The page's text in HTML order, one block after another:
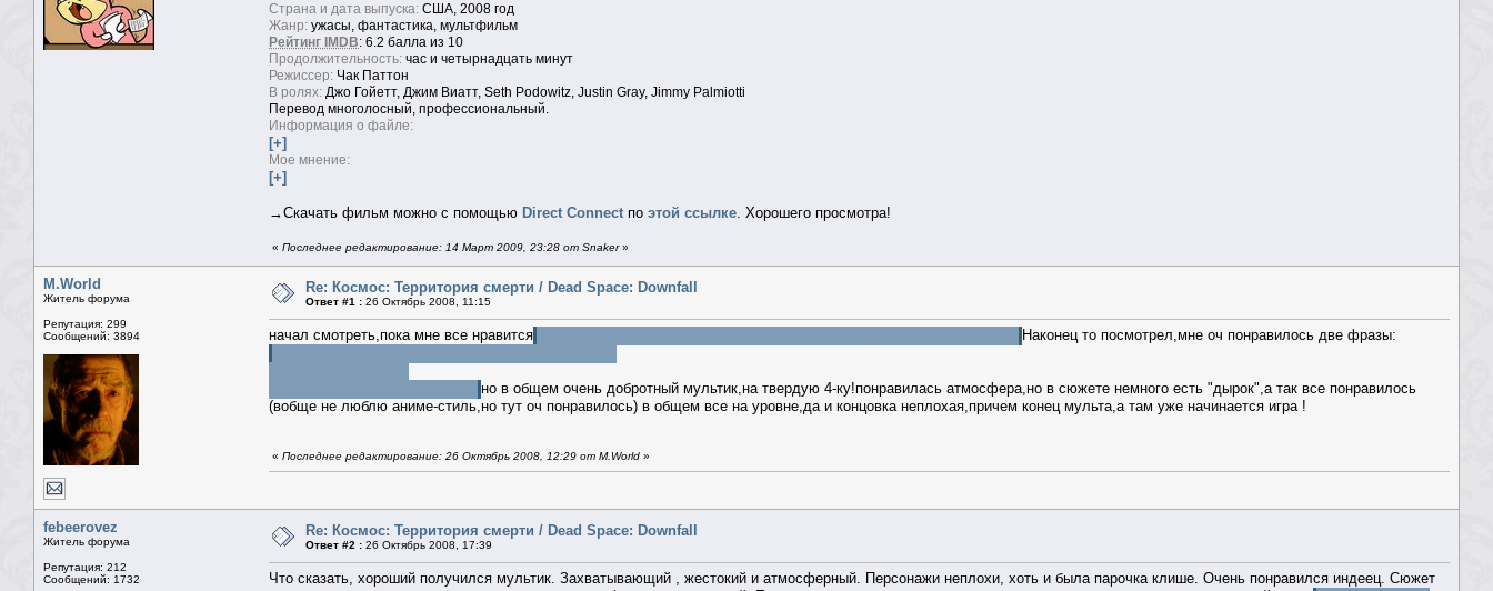
Страна и дата выпуска: США, 2008 год
Жанр: ужасы, фантастика, мультфильм
Рейтинг IMDB: 6.2 балла из 10
Продолжительность: час и четырнадцать минут
Режиссер: Чак Паттон
В ролях: Джо Гойетт, Джим Виатт, Seth Podowitz, Justin Gray, Jimmy Palmiotti
Перевод многолосный, профессиональный.
Информация о файле:
[+]
Мое мнение:
[+]
→Скачать фильм можно c помощью Direct Connect по этой ссылке. Хорошего просмотра!
« Последнее редактирование: 14 Март 2009, 23:28 от Snaker»
M.World
Житель форума
Репутация: 299
Сообщений: 3894
Re: Космос: Территория смерти / Dead Space: Downfall
Ответ #1 : 26 Октябрь 2008, 11:15
начал смотреть,пока мне все нравится
Наконец то посмотрел,мне оч понравилось две фразы:
но в общем очень добротный мультик,на твердую 4-ку!понравилась атмосфера,но в сюжете немного есть "дырок",а так все понравилось
(вобще не люблю аниме-стиль,но тут оч понравилось) в общем все на уровне,да и концовка неплохая,причем конец мульта,а там уже начинается игра !
« Последнее редактирование: 26 Октябрь 2008, 12:29 от M.World »
febeerovez
Житель форума
Репутация: 212
Сообщений: 1732
Re: Космос: Территория смерти / Dead Space: Downfall
Ответ #2 : 26 Октябрь 2008, 17:39
Что сказать, хороший получился мультик. Захватывающий , жестокий и атмосферный. Персонажи неплохи, хоть и была парочка клише. Очень понравился индеец. Сюжет